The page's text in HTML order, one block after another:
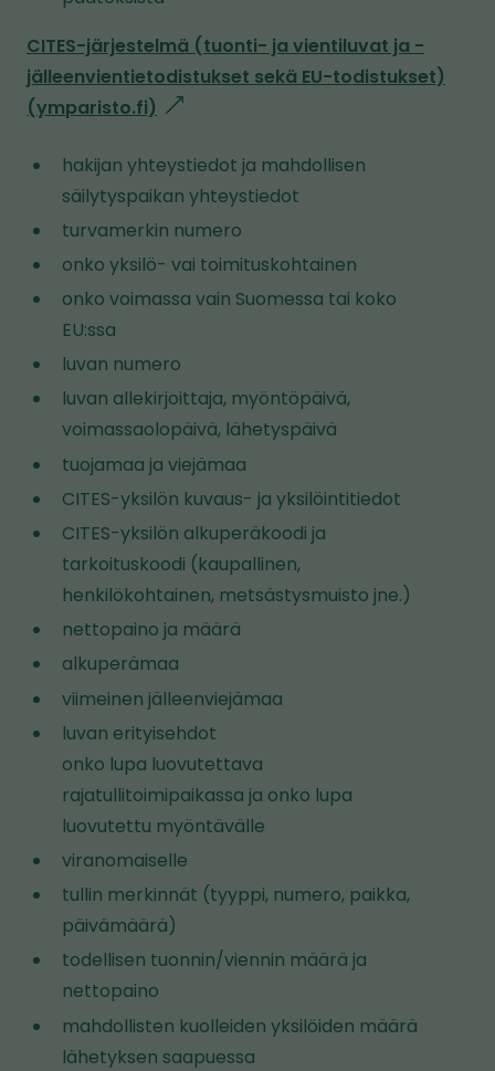
t
o
s
e
e
s
u
s
t
o
l
l
e
CITES-järjestelmä (tuonti- ja vientiluvat ja -
jälleenvientietodistukset sekä EU-todistukset)
(ymparisto.fi)
n
k
k
i
v
o
s
e
l
l
e
s
v
u
s
t
o
hakijan yhteystiedot ja mahdollisen
säilytyspaikan yhteystiedot
turvamerkin numero
onko yksilö- vai toimituskohtainen
onko voimassa vain Suomessa tai koko
EU:ssa
luvan numero
luvan allekirjoittaja, myöntöpäivä,
voimassaolopäivä, lähetyspäivä
tuojamaa ja viejämaa
CITES-yksilön kuvaus- ja yksilöintitiedot
CITES-yksilön alkuperäkoodi ja
tarkoituskoodi (kaupallinen,
henkilökohtainen, metsästysmuisto jne.)
nettopaino ja määrä
alkuperämaa
viimeinen jälleenviejämaa
luvan erityisehdot
onko lupa luovutettava
rajatullitoimipaikassa ja onko lupa
luovutettu myöntävälle
viranomaiselle
tullin merkinnät (tyyppi, numero, paikka,
päivämäärä)
todellisen tuonnin/viennin määrä ja
nettopaino
mahdollisten kuolleiden yksilöiden määrä
lähetyksen saapuessa